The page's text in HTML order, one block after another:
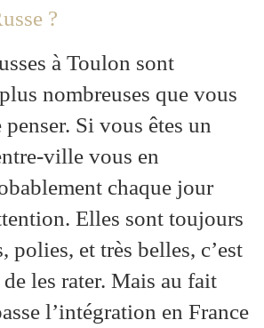
?
à Toulon sont
nombreuses que vous
Si vous êtes un
ville vous en
chaque jour
Elles sont toujours
polies, et très belles, c’est
les rater. Mais au fait
l’intégration en France